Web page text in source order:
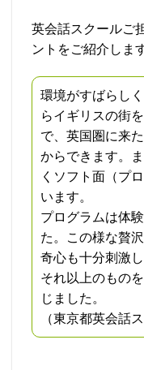
英会話スクールご
ントをご紹介しま
環境がすばらし
らイギリスの街
で、英国圏に来
からできます。
くソフト面（プ
います。
プログラムは体
た。この様な贅
奇心も十分刺激
それ以上のもの
じました。
（東京都英会話